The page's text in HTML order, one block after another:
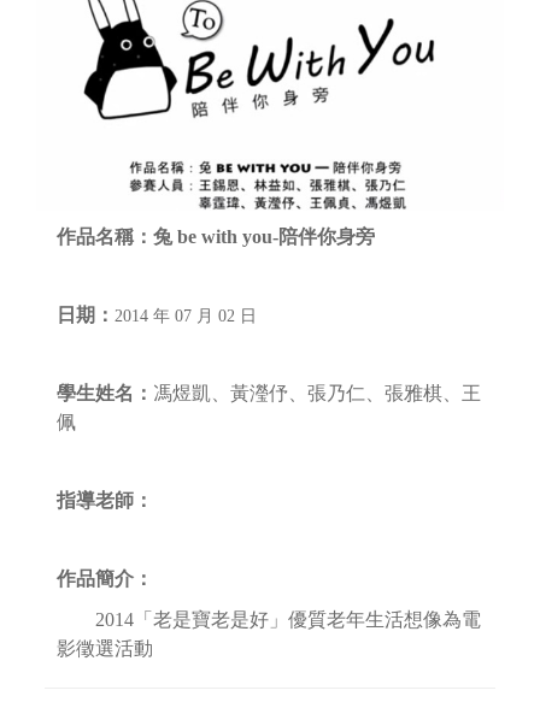
作品名稱： 兔 be with you-陪伴你身旁
日期： 2014 年 07 月 02 日
學生姓名： 馮煜凱、黃瀅伃、張乃仁、張雅棋、王
佩
指導老師：
作品簡介：
2014「老是寶老是好」優質老年生活想像為電
影徵選活動